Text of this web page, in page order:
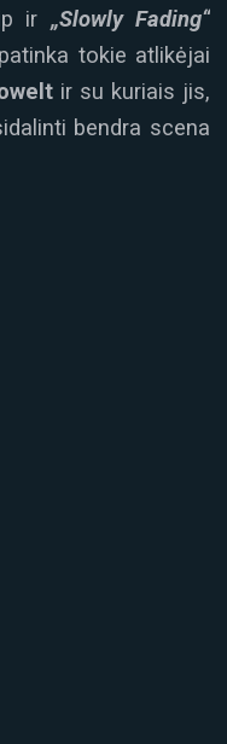
ir „Slowly Fading“
tokie atlikėjai
ir su kuriais jis,
bendra scena